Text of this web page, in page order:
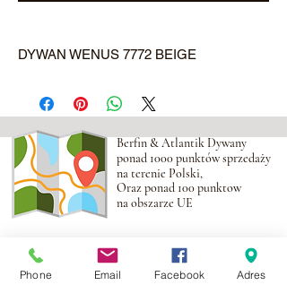
DYWAN WENUS 7772 BEIGE
Berfin & Atlantik Dywany
ponad 1000 punktów sprzedaży
na terenie Polski,
Oraz ponad 100 punktow
na obszarze UE
Adres:
Al. Krakowska 2,
Wola Mrokowska 05-552
Phone Email Facebook Adres